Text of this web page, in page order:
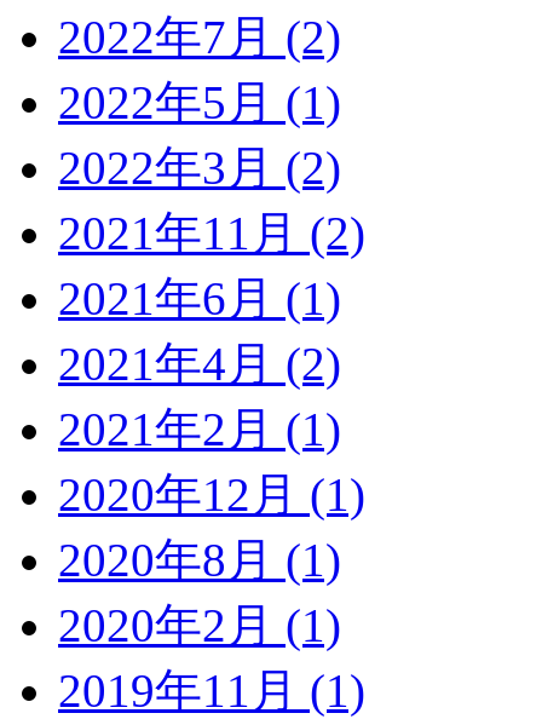
2022年7月 (2)
2022年5月 (1)
2022年3月 (2)
2021年11月 (2)
2021年6月 (1)
2021年4月 (2)
2021年2月 (1)
2020年12月 (1)
2020年8月 (1)
2020年2月 (1)
2019年11月 (1)